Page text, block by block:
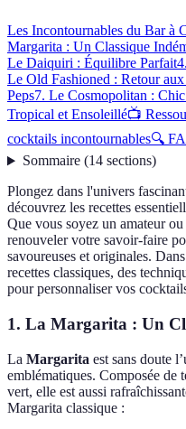
Les Incontournables du Bar à
Margarita : Un Classique
Le Daiquiri : Équilibre Parfait
Le Old Fashioned : Retour aux
Peps7. Le Cosmopolitan :
Tropical et Ensoleillé📺
cocktails incontournables🔍
Sommaire(14 sections)
Plongez dans l'univers
découvrez les recettes
Que vous soyez un amateur
renouveler votre savoir-faire
savoureuses et originales.
recettes classiques, des
pour personnaliser vos
1. La Margarita : Un
La Margarita est sans doute
emblématiques. Composée de
vert, elle est aussi
Margarita classique :